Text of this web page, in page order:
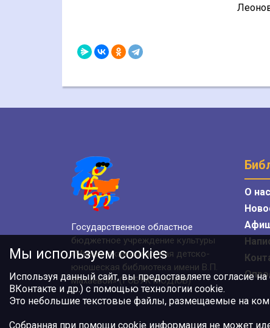
Государственное областное
бюджетное учреждение культуры
«Мурманская областная детско-
юношеская библиотека имени В.П.
Махаевой» (ГОБУК МОДЮБ)
О нас
Мы используем cookies
Используя данный сайт, вы предоставляете согласие
ВКонтакте и др.) с помощью технологии cookie.
Это небольшие текстовые файлы, размещаемые на
Собранная при помощи cookie информация не может